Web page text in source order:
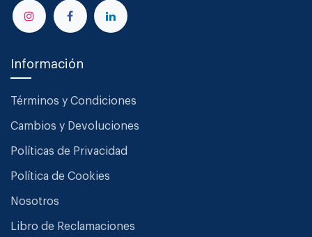
Información
Términos y Condiciones
Cambios y Devoluciones
Políticas de Privacidad
Política de Cookies
Nosotros
Libro de Reclamaciones